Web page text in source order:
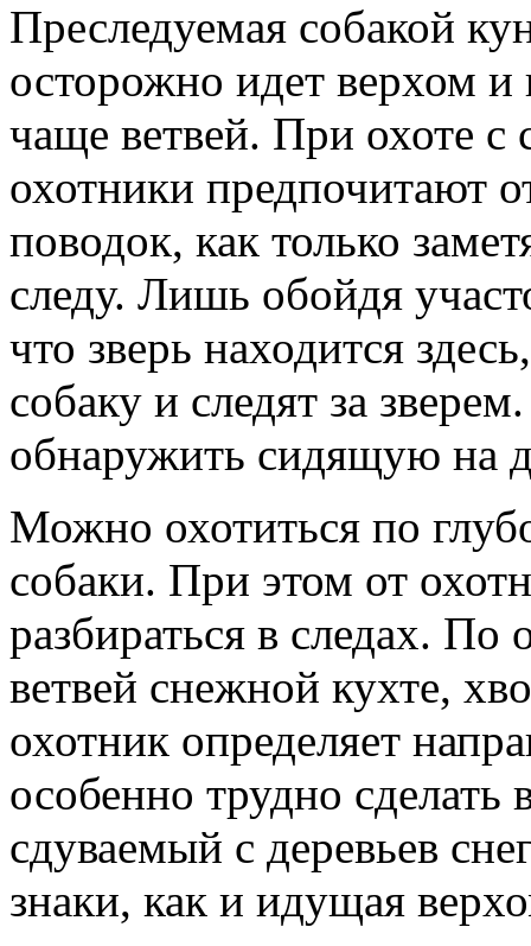
Преследуемая собакой
осторожно идет верхом и
чаще ветвей. При охоте с
охотники предпочитают
поводок, как только
следу. Лишь обойдя
что зверь находится
собаку и следят за
обнаружить сидящую на
Можно охотиться по
собаки. При этом от
разбираться в следах. По
ветвей снежной кухте,
охотник определяет
особенно трудно сделать
сдуваемый с деревьев
знаки, как и идущая